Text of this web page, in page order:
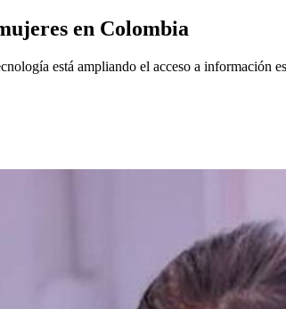
en Colombia
está ampliando el acceso a información